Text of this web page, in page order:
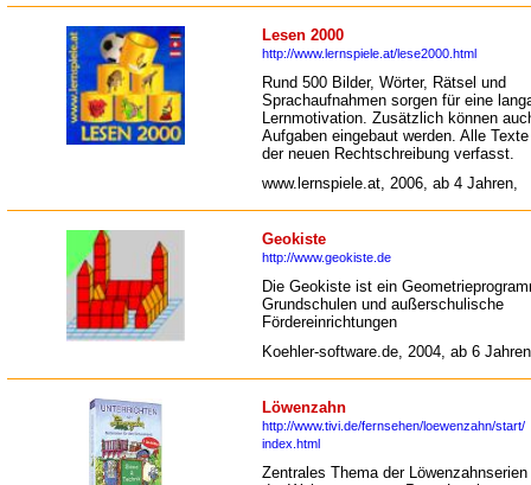
Lesen 2000
http://www.lernspiele.at/lese2000.html
Rund 500 Bilder, Wörter, Rätsel und
Sprachaufnahmen sorgen für eine
Lernmotivation. Zusätzlich können
Aufgaben eingebaut werden. Alle
der neuen Rechtschreibung verfasst.
www.lernspiele.at, 2006, ab 4 Jahren,
Geokiste
http://www.geokiste.de
Die Geokiste ist ein
Grundschulen und außerschulische
Fördereinrichtungen
Koehler-software.de, 2004, ab 6
Löwenzahn
http://www.tivi.de/fernsehen/loewenzahn/start/
index.html
Zentrales Thema der